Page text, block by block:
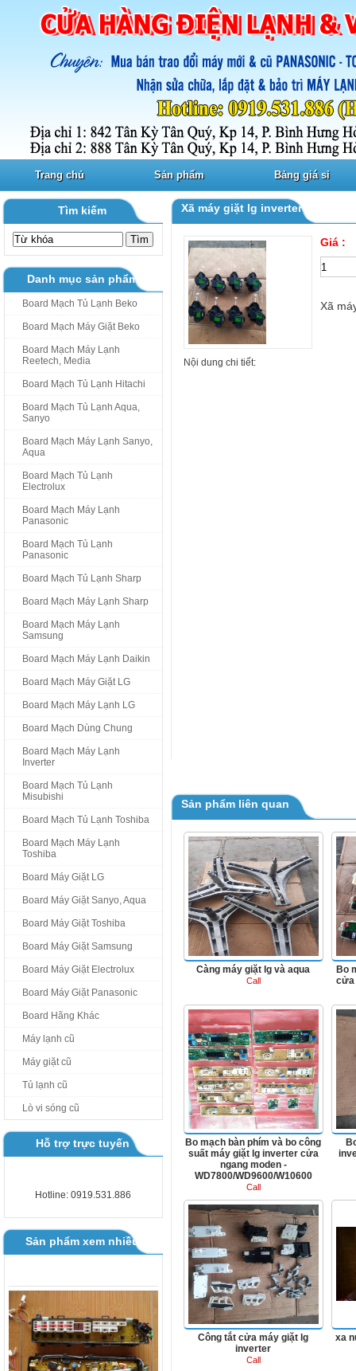
Trang chủ Sản phẩm Bảng giá sỉ
Tìm kiếm
Danh mục sản phẩm
Board Mạch Tủ Lạnh Beko
Board Mạch Máy Giặt Beko
Board Mạch Máy Lạnh
Reetech, Media
Board Mạch Tủ Lạnh Hitachi
Board Mạch Tủ Lạnh Aqua,
Sanyo
Board Mạch Máy Lạnh Sanyo,
Aqua
Board Mạch Tủ Lạnh
Electrolux
Board Mạch Máy Lạnh
Panasonic
Board Mạch Tủ Lạnh
Panasonic
Board Mạch Tủ Lạnh Sharp
Board Mạch Máy Lạnh Sharp
Board Mạch Máy Lạnh
Samsung
Board Mạch Máy Lạnh Daikin
Board Mạch Máy Giặt LG
Board Mạch Máy Lạnh LG
Board Mạch Dùng Chung
Board Mạch Máy Lạnh
Inverter
Board Mạch Tủ Lạnh
Misubishi
Board Mạch Tủ Lạnh Toshiba
Board Mạch Máy Lạnh
Toshiba
Board Máy Giặt LG
Board Máy Giặt Sanyo, Aqua
Board Máy Giặt Toshiba
Board Máy Giặt Samsung
Board Máy Giặt Electrolux
Board Máy Giặt Panasonic
Board Hãng Khác
Máy lạnh cũ
Máy giặt cũ
Tủ lạnh cũ
Lò vi sóng cũ
Hỗ trợ trực tuyến
Hotline: 0919.531.886
Sản phẩm xem nhiều
B1000 - B1100GV
LOAI
Xã máy giặt lg inverter 13V/dc
Giá :
Xã
Nội dung chi tiết:
Sản phẩm liên quan
Càng máy giặt lg và aqua
Call
Bo
cửa
Bo mạch bàn phím và bo công
suất máy giặt lg inverter cửa
ngang moden -
WD7800/WD9600/W10600
Call
Công tắt cửa máy giặt lg
inverter
Call
xa